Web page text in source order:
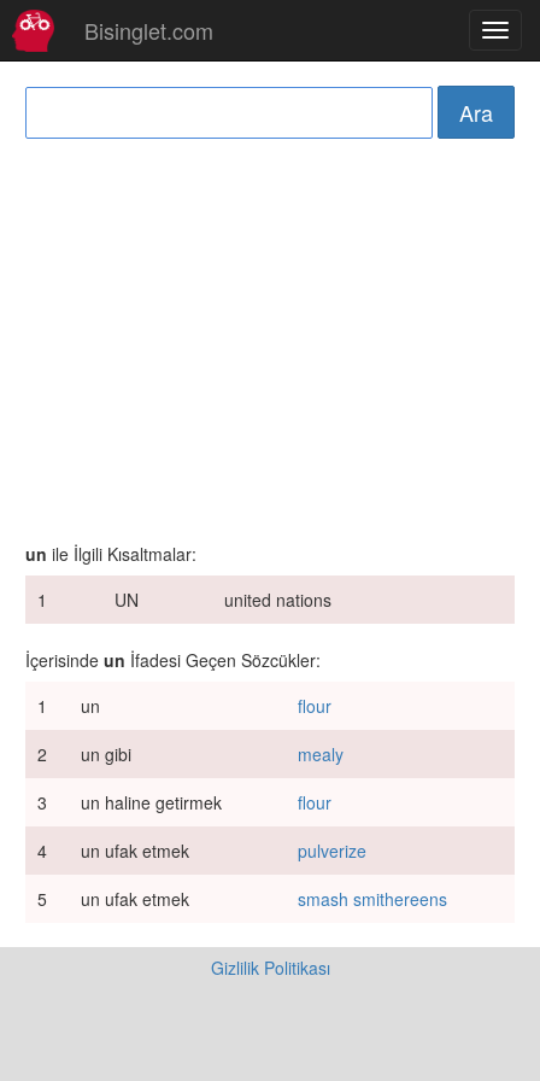
Bisinglet.com
un ile İlgili Kısaltmalar:
1
UN united nations
İçerisinde un İfadesi Geçen Sözcükler:
1
un
flour
2
un gibi
mealy
3
un haline getirmek
flour
4
un ufak etmek
pulverize
5
un ufak etmek smash smithereens
Gizlilik Politikası